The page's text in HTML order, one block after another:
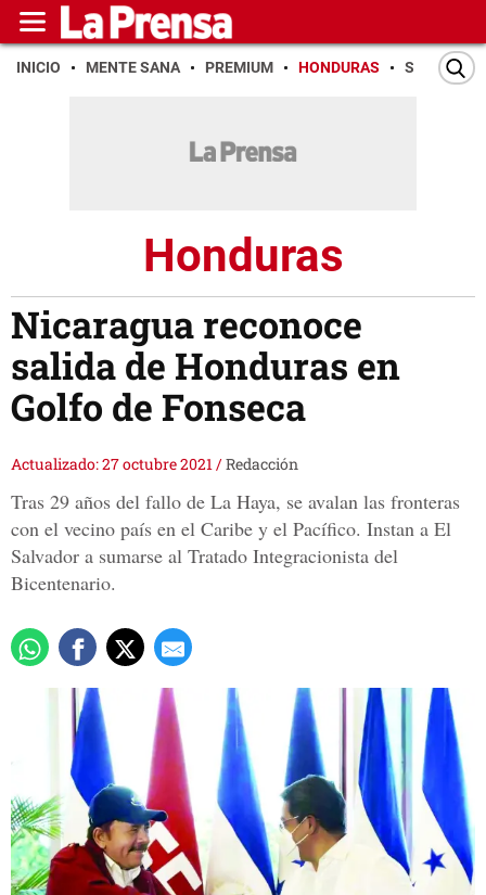
INICIO MENTE SANA PREMIUM HONDURAS SAN PEDRO
Honduras
Nicaragua reconoce
salida de Honduras en
Golfo de Fonseca
Actualizado: 27 octubre 2021/Redacción
Tras 29 años del fallo de La Haya, se avalan las fronteras
con el vecino país en el Caribe y el Pacífico. Instan a El
Salvador a sumarse al Tratado Integracionista del
Bicentenario.